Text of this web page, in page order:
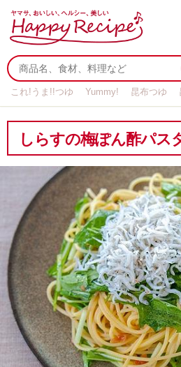
これ!うま!!つゆ Yummy! 昆布つゆ
しらすの梅ぽん酢パス